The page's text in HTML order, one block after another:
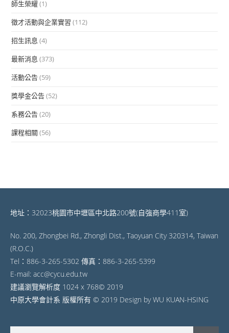
師生榮耀(1)
徵才活動與企業實習 (112)
招生訊息 (4)
最新消息 (373)
活動公告(59)
獎學金公告(52)
系務公告(20)
課程相關 (56)
地址：32023桃園市中壢區中北路200號(自強商學411室)
No. 200, Zhongbei Rd., Zhongli Dist., Taoyuan City 320314, Taiwan
(R.O.C.)
Tel：886-3-265-5302 傳真：886-3-265-5399
E-mail: acc@cycu.edu.tw
建議瀏覽解析度 1024 x 768© 2019
中原大學會計系 版權所有 © 2019 Design by WU KUAN-HSING